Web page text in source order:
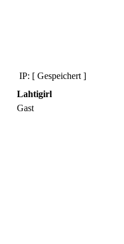
IP: [ Gespeichert ]
Lahtigirl
Gast